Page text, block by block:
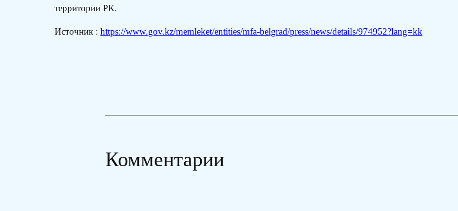
территории РК.
Источник : https://www.gov.kz/memleket/entities/mfa-belgrad/press/news/details/974952?lang=kk
Комментарии